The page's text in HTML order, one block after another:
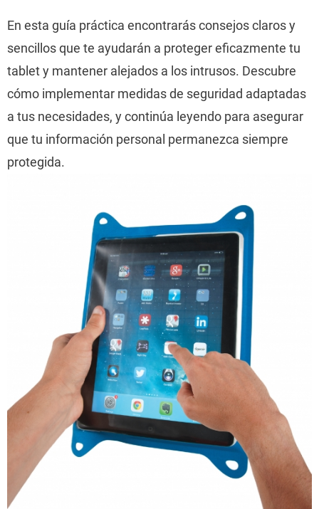
En esta guía práctica encontrarás consejos claros y
sencillos que te ayudarán a proteger eficazmente tu
tablet y mantener alejados a los intrusos. Descubre
cómo implementar medidas de seguridad adaptadas
a tus necesidades, y continúa leyendo para asegurar
que tu información personal permanezca siempre
protegida.